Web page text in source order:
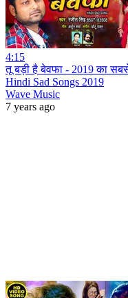
4:15
तू बड़ी है बेवफा - 2019 का सबसे
Hindi Sad Songs 2019
Wave Music
7 years ago